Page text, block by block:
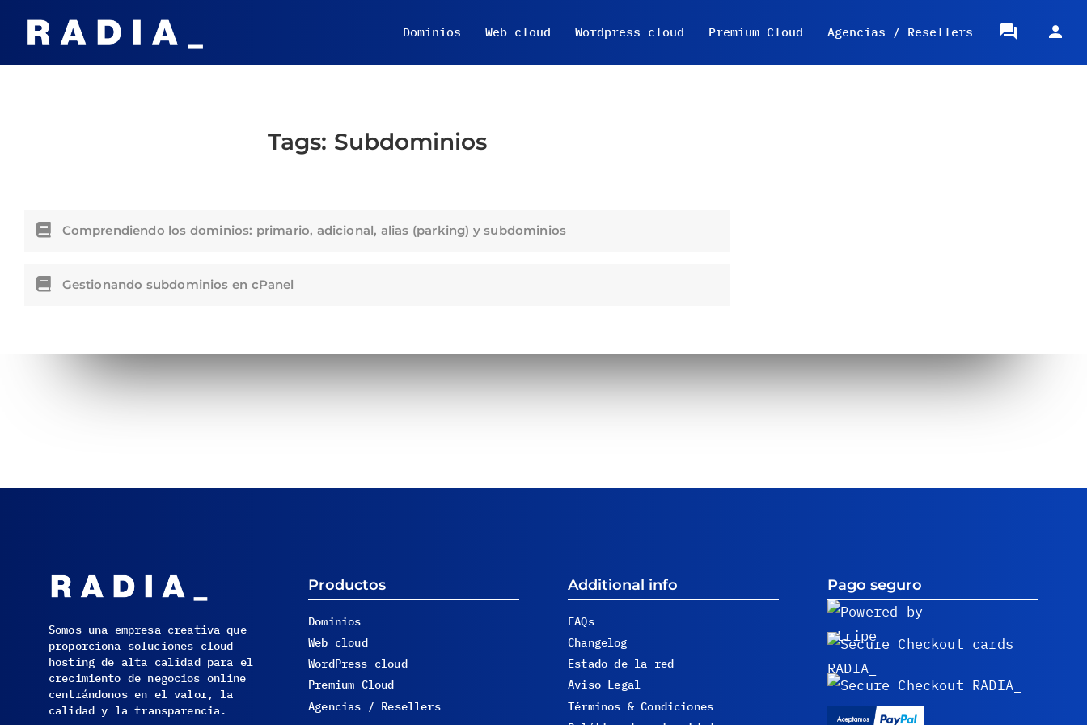
Dominios Web cloud Wordpress cloud Premium Cloud Agencias / Resellers
Tags: Subdominios
Comprendiendo los dominios: primario, adicional, alias (parking) y subdominios
Gestionando subdominios en cPanel
Somos una empresa creativa que
proporciona soluciones cloud
hosting de alta calidad para el
crecimiento de negocios online
centrándonos en el valor, la
calidad y la transparencia.
Productos
Dominios
Web cloud
WordPress cloud
Premium Cloud
Agencias / Resellers
Additional info
FAQs
Changelog
Estado de la red
Aviso Legal
Términos & Condiciones
Pago seguro